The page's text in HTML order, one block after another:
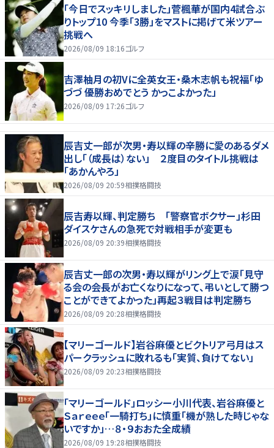
「今日でスッキリしました」菅楓華が国内4試合ぶ
りトップ10 今季「3勝」をマストに掲げて米ツアー
挑戦へ
2026/08/09 18:16ゴルフ
吉澤柚月の初Vに全英女王・桑木志帆も祝福「ゆ
づづ 優勝おめでとう かっこよかった」
2026/08/09 17:26ゴルフ
辰吉丈一郎が次男・寿以輝の辛勝に愛のあるダメ
出し「（成長は）ない」 ２度目のタイトル挑戦は
「あかんやろ」
2026/08/09 20:59相撲格闘技
辰吉寿以輝、判定勝ち 「警察官ボクサー」杉田
ダイスケさんの急死で対戦相手が変更も
2026/08/09 20:39相撲格闘技
辰吉丈一郎の次男・寿以輝がリング上で涙「見守
る会の会長がお亡くなりになって、弔いとして勝つ
ことができてよかった」再起３戦目は判定勝ち
2026/08/09 20:28相撲格闘技
【マリーゴールド】岩谷麻優とビクトリア弓月はス
パークラッシュに敗れるも「実質、負けてない」
2026/08/09 20:23相撲格闘技
「マリーゴールド」ロッシー小川代表、岩谷麻優と
Ｓａｒｅｅｅ「一騎打ち」に慎重「機が熟した時じゃな
いですか」…８・９おおた全成績
2026/08/09 19:28相撲格闘技